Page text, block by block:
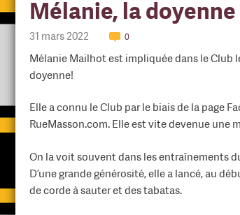
Mélanie, la doyenne
31 mars 2022 0
Mélanie Mailhot est impliquée dans le Club
doyenne!
Elle a connu le Club par le biais de la page
RueMasson.com. Elle est vite devenue une
On la voit souvent dans les entraînements
D’une grande générosité, elle a lancé, au
de corde à sauter et des tabatas.